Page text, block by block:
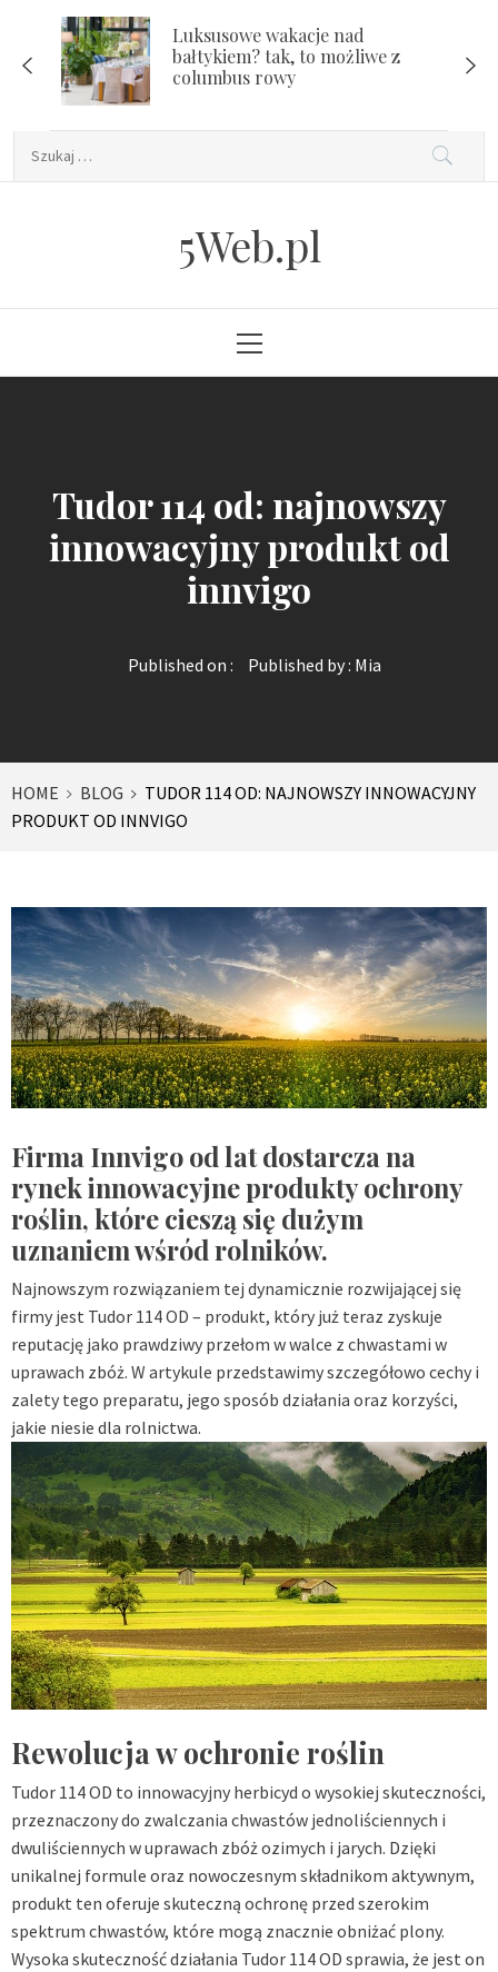
content
Luksusowe wakacje nad
bałtykiem? tak, to możliwe z
columbus rowy
5Web.pl
Menu
Tudor 114 od: najnowszy
innowacyjny produkt od
innvigo
Published on : Published by : Mia
HOME BLOG
TUDOR 114 OD: NAJNOWSZY INNOWACYJNY
PRODUKT OD INNVIGO
Firma Innvigo od lat dostarcza na
rynek innowacyjne produkty ochrony
roślin, które cieszą się dużym
uznaniem wśród rolników.
Najnowszym rozwiązaniem tej dynamicznie rozwijającej się
firmy jest Tudor 114 OD – produkt, który już teraz zyskuje
reputację jako prawdziwy przełom w walce z chwastami w
uprawach zbóż. W artykule przedstawimy szczegółowo cechy i
zalety tego preparatu, jego sposób działania oraz korzyści,
jakie niesie dla rolnictwa.
Rewolucja w ochronie roślin
Tudor 114 OD to innowacyjny herbicyd o wysokiej skuteczności,
przeznaczony do zwalczania chwastów jednoliściennych i
dwuliściennych w uprawach zbóż ozimych i jarych. Dzięki
unikalnej formule oraz nowoczesnym składnikom aktywnym,
produkt ten oferuje skuteczną ochronę przed szerokim
spektrum chwastów, które mogą znacznie obniżać plony.
Wysoka skuteczność działania Tudor 114 OD sprawia, że jest on